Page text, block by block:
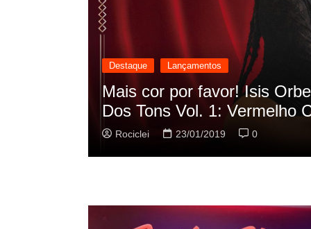
Destaque Lançamentos
Rashid vai buscar nos HQs
sua nova música
Rociclei 22/01/2019 0